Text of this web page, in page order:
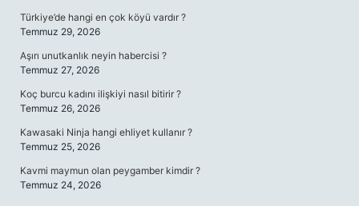
Türkiye’de hangi en çok köyü vardır ?
Temmuz 29, 2026
Aşırı unutkanlık neyin habercisi ?
Temmuz 27, 2026
Koç burcu kadını ilişkiyi nasıl bitirir ?
Temmuz 26, 2026
Kawasaki Ninja hangi ehliyet kullanır ?
Temmuz 25, 2026
Kavmi maymun olan peygamber kimdir ?
Temmuz 24, 2026